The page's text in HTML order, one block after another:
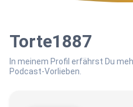
Torte1887
In meinem Profil erfährst Du
Podcast-Vorlieben.